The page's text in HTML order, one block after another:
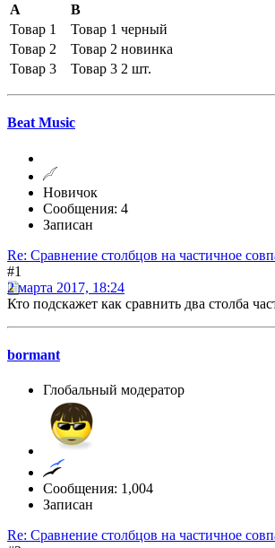
A
B
Товар 1
Товар 1 черный
Товар 2
Товар 2 новинка
Товар 3
Товар 3 2 шт.
Beat Music
Новичок
Сообщения: 4
Записан
Re: Сравнение столбцов на частичное
#1
2 марта 2017, 18:24
Кто подскажет как сравнить два столба
bormant
Глобальный модератор
Сообщения: 1,004
Записан
Re: Сравнение столбцов на частичное